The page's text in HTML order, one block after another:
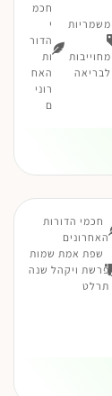
משמריות
-
מחוייבות
לבריאה
חכמ
י
הדור
ות
האח
רוני
ם
חכמי הדורות
האחרונים
שפת אמת שמות
פרשת ויקהל שנה
תרלט